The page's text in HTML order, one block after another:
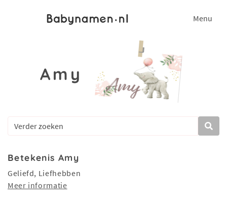
Menu
Amy
Betekenis Amy
Geliefd, Liefhebben
Meer informatie